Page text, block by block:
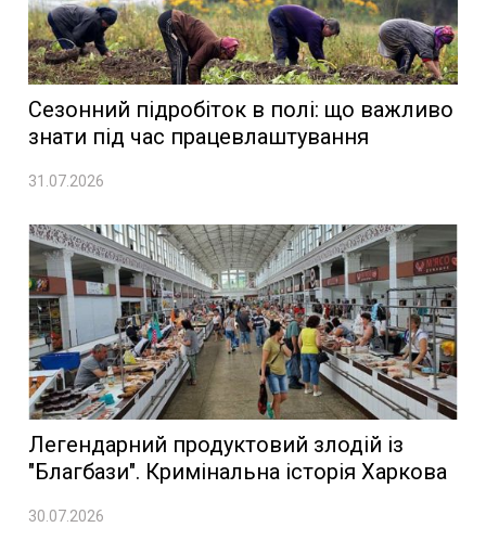
Сезонний підробіток в полі: що важливо
знати під час працевлаштування
31.07.2026
Легендарний продуктовий злодій із
"Благбази". Кримінальна історія Харкова
30.07.2026